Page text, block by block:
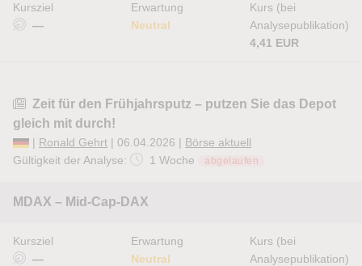
Kursziel
—
Erwartung
Neutral
Kurs (bei
Analysepublikation)
4,41 EUR
Zeit für den Frühjahrsputz – putzen Sie das Depot
gleich mit durch!
| Ronald Gehrt | 06.04.2026 | Börse aktuell
Gültigkeit der Analyse:
1 Woche abgelaufen
MDAX – Mid-Cap-DAX
Kursziel
—
Erwartung
Neutral
Kurs (bei
Analysepublikation)